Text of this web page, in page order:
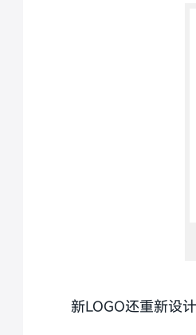
新LOGO还重新设